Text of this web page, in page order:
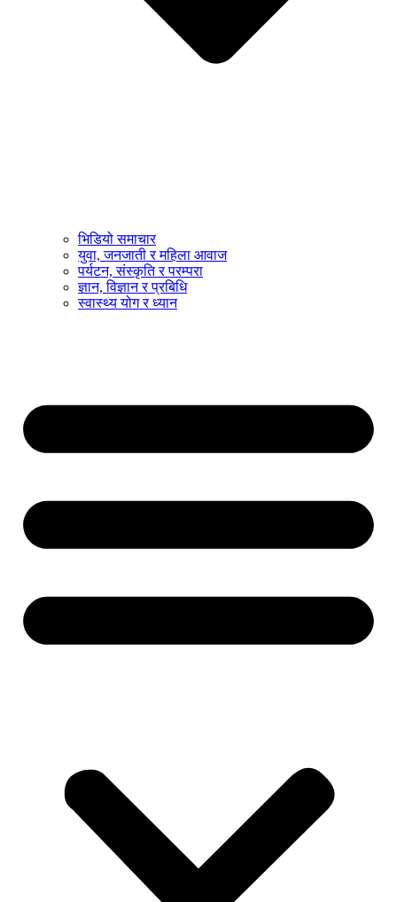
भिडियो समाचार
युवा, जनजाती र महिला आवाज
पर्यटन, संस्कृति र परम्परा
ज्ञान, विज्ञान र प्रबिधि
स्वास्थ्य योग र ध्यान